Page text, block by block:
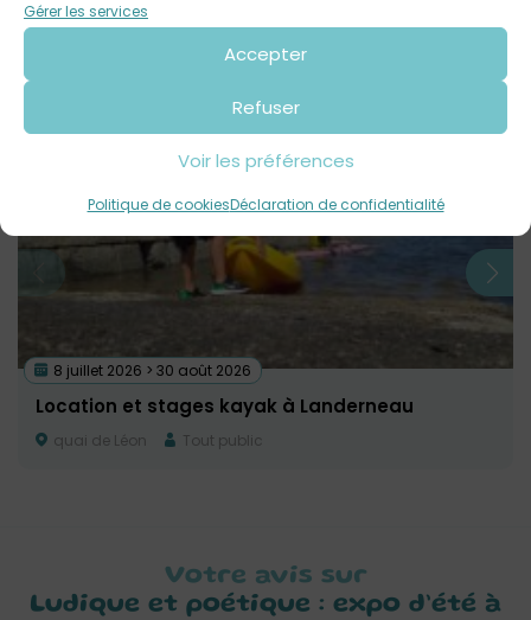
Gérer les services
Accepter
Refuser
Voir les préférences
Politique de cookiesDéclaration de confidentialité
Contact : 02 56 31 28 15
Autres événementsà venir
8 juillet 2026 > 30 août 2026
Location et stages kayak à Landerneau
quai de Léon Tout public
Votre avis sur
Ludique et poétique : expo d’été à